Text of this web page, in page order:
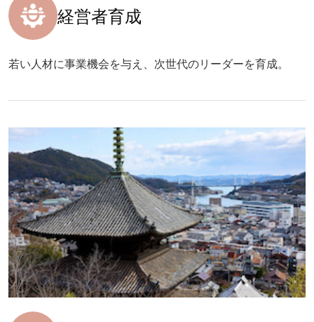
経営者育成
若い人材に事業機会を与え、次世代のリーダーを育成。